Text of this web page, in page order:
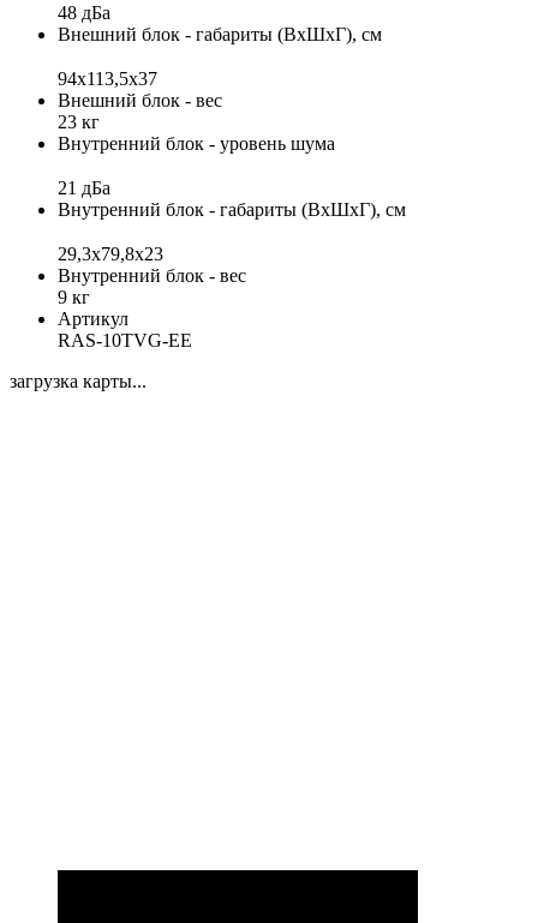
48 дБа
Внешний блок - габариты (ВхШхГ), см
94x113,5х37
Внешний блок - вес
23 кг
Внутренний блок - уровень шума
21 дБа
Внутренний блок - габариты (ВхШхГ), см
29,3x79,8x23
Внутренний блок - вес
9 кг
Артикул
RAS-10TVG-EE
загрузка карты...